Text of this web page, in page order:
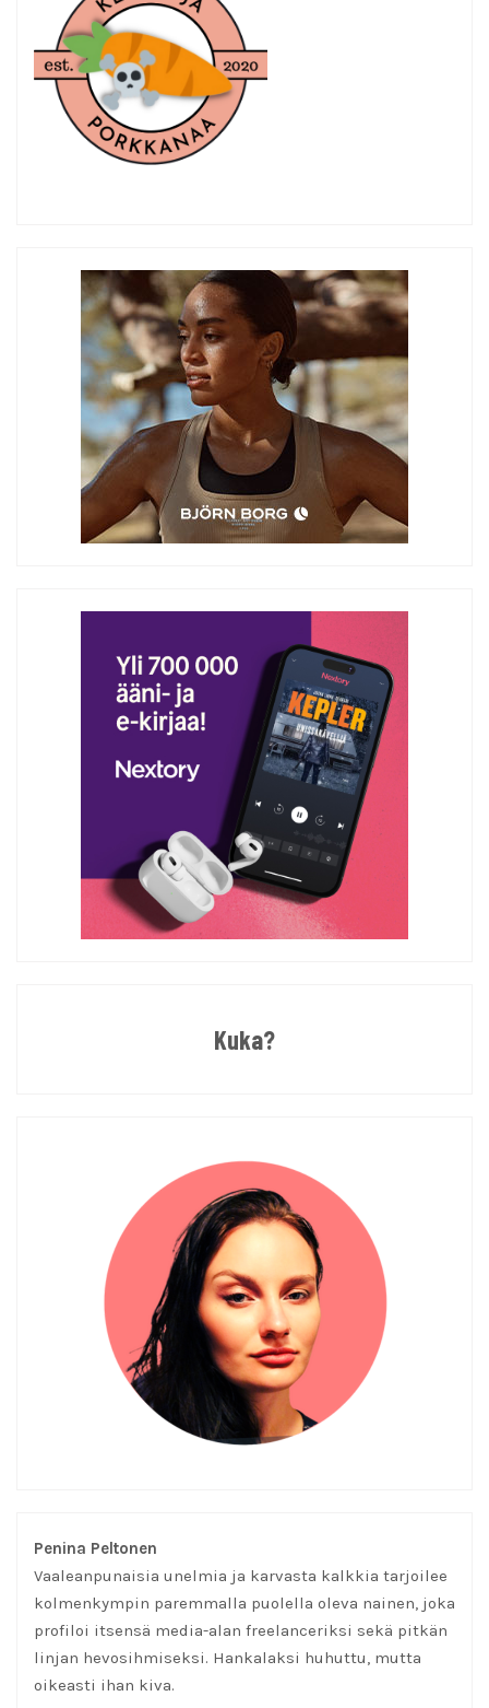
Kuka?
Penina Peltonen
Vaaleanpunaisia unelmia ja karvasta kalkkia tarjoilee
kolmenkympin paremmalla puolella oleva nainen, joka
profiloi itsensä media-alan freelanceriksi sekä pitkän
linjan hevosihmiseksi. Hankalaksi huhuttu, mutta
oikeasti ihan kiva.